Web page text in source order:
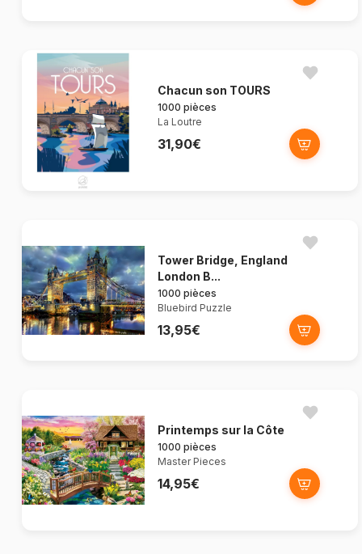
Chacun son TOURS
1000 pièces
La Loutre
31,90€
Tower Bridge, England
London B...
1000 pièces
Bluebird Puzzle
13,95€
Printemps sur la Côte
1000 pièces
Master Pieces
14,95€